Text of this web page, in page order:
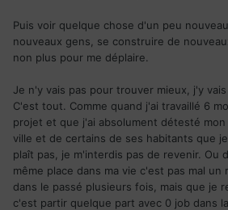
brasseries à parcourir à travers tout
Québec, des Etats de la Nouvelle-
de l'Atlantique, vous avez de quoi
les plages de Miami, ou à NYC, mais
quand-même. Ma préférée: les bières
Québec, et maintenant aussi à
bonne raison de se présenter en
vol tant qu'à moi.
-Le bénévolat: pour moi, c'est
existe une forte culture du bénévolat.
compter ceux qui ne participent à
Puis voir quelque chose d'un peu
nouveaux gens, se construire de
non plus pour me déplaire.
Je n'y vais pas pour trouver mieux, j'y
C'est tout. Comme quand j'ai travaillé 6
projet et que j'ai absolument détesté
ville et de certains de ses habitants que
plaît pas, je m'interdis pas de revenir. Ou
même place dans ma vie c'est pas mal un
dans le passé plusieurs fois, mais que je
c'est partir quelque part avec 0 job dans